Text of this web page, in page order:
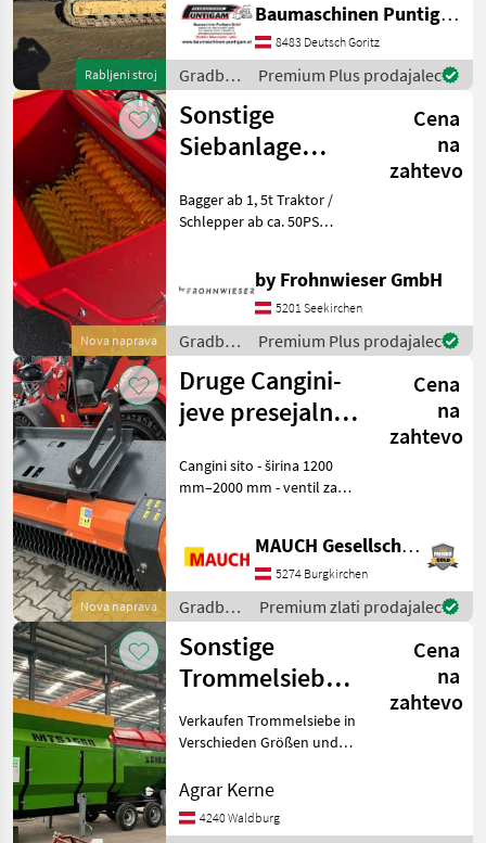
Rabljeni stroj
Vermietung von
Baumaschinen Besuchen
Sie unsere
Baumaschinenangebote
auch
Baumaschinen Puntigam GmbH
8483 Deutsch Goritz
Gradbeni
stroji /
Sonstige
Premium Plus prodajalec
Nova naprava
Sonstige
Siebanlage
Lader Traktor
Schleppe
Cena
na
zahtevo
Bagger ab 1, 5t Traktor /
Schlepper ab ca. 50PS
Fragen einfach melden.
Gruß Matthias by
Frohnwieser G
by Frohnwieser GmbH
5201 Seekirchen
Gradbeni
stroji /
Sonstige
Premium Plus prodajalec
Nova naprava
Druge Cangini-
jeve presejalne
Cena
na
zahtevo
Cangini sito - širina 1200
mm–2000 mm - ventil za
sita - širina rešetke 0 / 20–0
različni prit
MAUCH Gesellschaft m.b.H. & Co.KG
5274 Burgkirchen
Gradbeni
stroji /
Sonstige
Premium zlati prodajalec
Sonstige
Trommelsieb
MTS1550
Cena
na
zahtevo
Verkaufen Trommelsiebe in
Verschieden Größen und
des Kunden! Die Eignung
und Ausführung dieser
Siebe ist speziell für
Agrar Kerne
4240 Waldburg